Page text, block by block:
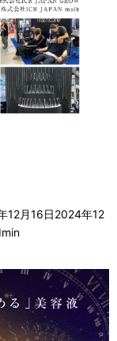
名
12月16日2024年12